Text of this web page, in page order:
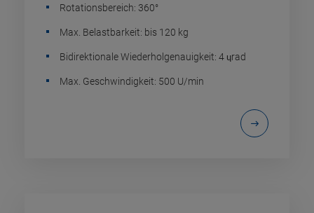
Rotationsbereich: 360°
Max. Belastbarkeit: bis 120 kg
Bidirektionale Wiederholgenauigkeit: 4 ɥrad
Max. Geschwindigkeit: 500 U/min